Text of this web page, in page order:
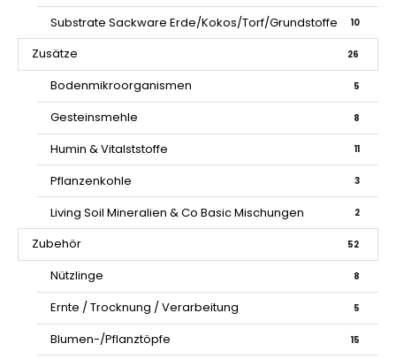
Substrate Sackware Erde/Kokos/Torf/Grundstoffe 10
Zusätze 26
Bodenmikroorganismen 5
Gesteinsmehle 8
Humin & Vitalststoffe 11
Pflanzenkohle 3
Living Soil Mineralien & Co Basic Mischungen 2
Zubehör 52
Nützlinge 8
Ernte / Trocknung / Verarbeitung 5
Blumen-/Pflanztöpfe 15